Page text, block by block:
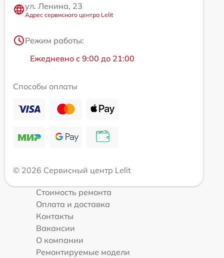
ул. Ленина, 23
Адрес сервисного центра Lelit
Режим работы:
Ежедневно с 9:00 до 21:00
Способы оплаты
© 2026 Сервисный центр Lelit
Стоимость ремонта
Оплата и доставка
Контакты
Вакансии
О компании
Ремонтируемые модели